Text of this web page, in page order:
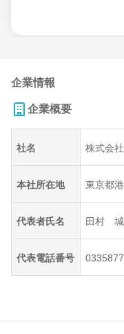
企業情報
企業概要
社名 株式会
本社所在地 東京都
代表者氏名 田村 城
代表電話番号